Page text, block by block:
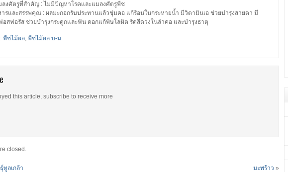
ลงศัตรูที่สำคัญ : ไม่มีปัญหาโรคและแมลงศัตรูพืช
รและสรรพคุณ : ผลมะกอกรับประทานแล้วชุ่มคอ แก้ร้อนในกระหายน้ำ มีวิตามินเอ ช่วยบำรุงสายตา มี
อสฟอรัส ช่วยบำรุงกระดูกและฟัน ดอกแก้พิษโลหิต ริดสีดวงในลำคอ และบำรุงธาตุ
: พืชไม้ผล, พืชไม้ผล บ-ม
this article, subscribe to receive more
closed.
ทูลเกล้า มะพร้าว »